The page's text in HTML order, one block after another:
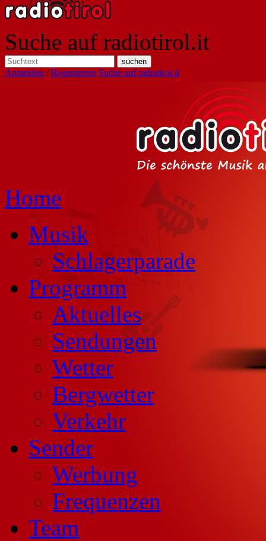
Suche auf radiotirol.it
Anmelden /Registrieren Suche auf radiotirol.it
Home
Musik
Schlagerparade
Programm
Aktuelles
Sendungen
Wetter
Bergwetter
Verkehr
Sender
Werbung
Frequenzen
Team